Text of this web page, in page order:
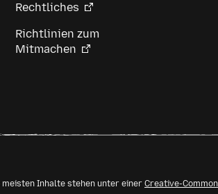
Rechtliches
Richtlinien zum
Mitmachen
meisten Inhalte stehen unter einer Creative-